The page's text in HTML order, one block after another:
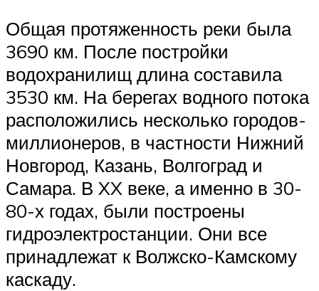
Общая протяженность реки была
3690 км. После постройки
водохранилищ длина составила
3530 км. На берегах водного потока
расположились несколько городов-
миллионеров, в частности Нижний
Новгород, Казань, Волгоград и
Самара. В XX веке, а именно в 30-
80-х годах, были построены
гидроэлектростанции. Они все
принадлежат к Волжско-Камскому
каскаду.